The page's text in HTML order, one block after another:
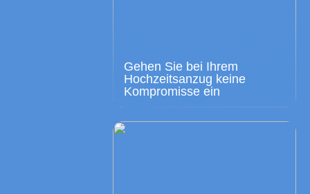
Gehen Sie bei Ihrem
Hochzeitsanzug keine
Kompromisse ein